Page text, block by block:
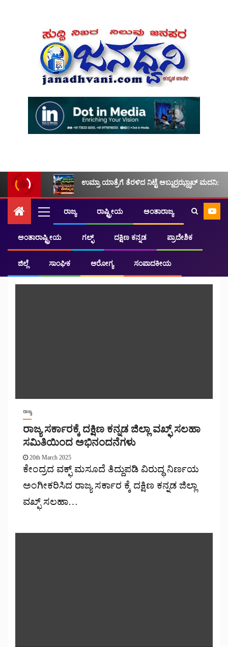
ಉಮ್ರಾ ಯಾತ್ರೆಗೆ ತೆರಳಿದ ನಿಟ್ಟೆ ಅಬ್ದುರ್ರಝ್ಝಾಖ್ ಮದನಿ:
ರಾಜ್ಯ ರಾಷ್ಟ್ರೀಯ ಅಂತಾರಾಜ್ಯ
ಅಂತಾರಾಷ್ಟ್ರೀಯ ಗಲ್ಫ್ ದಕ್ಷಿಣ ಕನ್ನಡ ಪ್ರಾದೇಶಿಕ
ಜಿಲ್ಲೆ ಸಾಂಘಿಕ ಆರೋಗ್ಯ ಸಂಪಾದಕೀಯ
ರಾಜ್ಯ
ರಾಜ್ಯ
ರಾಜ್ಯ ಸರ್ಕಾರಕ್ಕೆ ದಕ್ಷಿಣ ಕನ್ನಡ ಜಿಲ್ಲಾ ವಖ್ಫ್ ಸಲಹಾ
ಸಮಿತಿಯಿಂದ ಅಭಿನಂದನೆಗಳು
20th March 2025
ಕೇಂದ್ರದ ವಕ್ಫ್ ಮಸೂದೆ ತಿದ್ದುಪಡಿ ವಿರುದ್ಧ ನಿರ್ಣಯ
ಅಂಗೀಕರಿಸಿದ ರಾಜ್ಯ ಸರ್ಕಾರ ಕ್ಕೆ ದಕ್ಷಿಣ ಕನ್ನಡ ಜಿಲ್ಲಾ
ವಖ್ಫ್ ಸಲಹಾ…